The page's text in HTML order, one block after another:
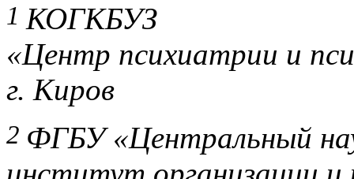
1 КОГКБУЗ
«Центр психиатрии и
г. Киров
2 ФГБУ «Центральный